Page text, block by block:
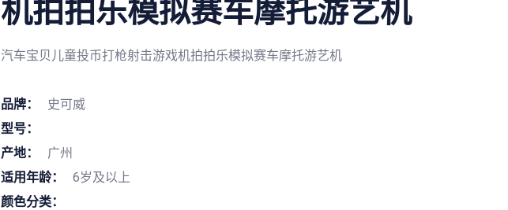
机拍拍乐模拟赛车摩托游艺机
汽车宝贝儿童投币打枪射击游戏机拍拍乐模拟赛车摩托游艺机
品牌：
史可威
型号：
产地：
广州
适用年龄：
6岁及以上
颜色分类：